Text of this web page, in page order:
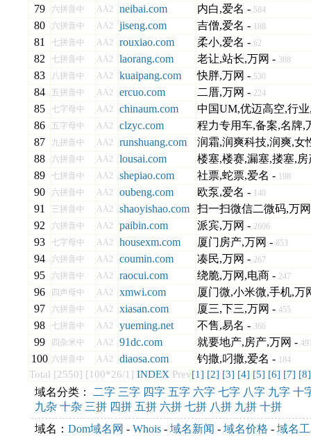
79 六拼音中 AA2 neibai.com 内白,爱名 - 584
80 六拼音中 AA2 jiseng.com 吉僧,爱名 - 188
81 七拼音中 AA2 rouxiao.com 柔小,爱名 - 62
82 七拼音中 AA2 laorang.com 老让,站长,万网 - 388
83 八拼音中 AA2 kuaipang.com 快胖,万网 - 530
84 五拼音中 AA2 ercuo.com 二厝,万网 - 224
85 七字母中 AA2 chinaum.com
中国UM,优迈高空,行
86
五字母中 AA2 clzyc.com
程力专用车,备案,名牌,
87
九拼音中 AA2 runshuang.com
润霜,润爽科技,润爽,女
88
六拼音中 AA2 lousai.com
楼塞,楼赛,漏塞,搂塞,
89
七拼音中 AA2 shepiao.com 社票,蛇票,爱名 - 198
90 六拼音中 AA2 oubeng.com 欧泵,爱名 - 140
91 三拼音中 AA2 shaoyishao.com
扫一扫微信二微码,万
92
六拼音中 AA2 paibin.com 派宾,万网 - 2606
93 七字母中 AA2 housexm.com 厦门房产,万网 - 853
94 六拼音中 AA2 coumin.com 凑民,万网 - 267
95 六拼音中 AA2 raocui.com 绕脆,万网,电商 - 247
96 四声母中 AA2 xmwi.com
厦门微,小米微,手机,万
97
六拼音中 AA2 xiasan.com 厦三,下三,万网 - 455
98 七拼音中 AA2 yueming.net 不售,易名 - 366
99 四杂米中 AA2 91dc.com 就要地产,房产,万网 -
100 六拼音中 AA2 diaosa.com 钓撒,叼撒,爱名 - 184
Total [2550] [100*26/1] INDEX Prev[1] [2] [3] [4] [5] [6] [7] [8]
域名分类： 二字 三字 四字 五字 六字 七字 八字 九字 十
九杂 十杂 三拼 四拼 五拼 六拼 七拼 八拼 九拼 十拼
域名： Dom域名网 - Whois - 域名新闻 - 域名价格 - 域名